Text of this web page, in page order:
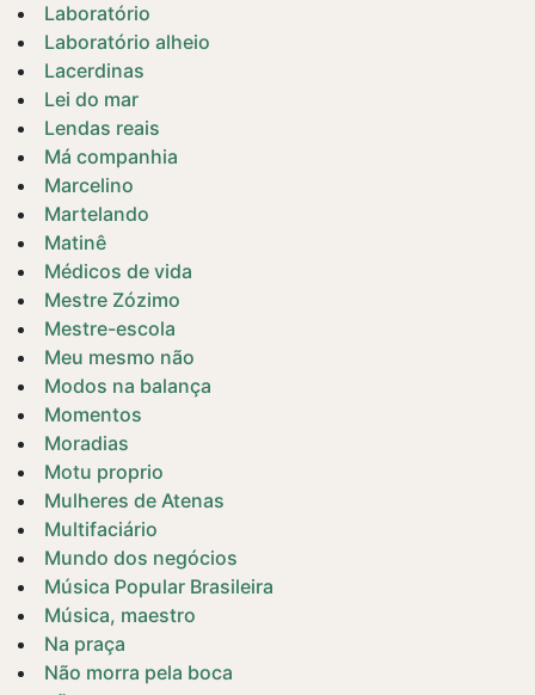
Laboratório
Laboratório alheio
Lacerdinas
Lei do mar
Lendas reais
Má companhia
Marcelino
Martelando
Matinê
Médicos de vida
Mestre Zózimo
Mestre-escola
Meu mesmo não
Modos na balança
Momentos
Moradias
Motu proprio
Mulheres de Atenas
Multifaciário
Mundo dos negócios
Música Popular Brasileira
Música, maestro
Na praça
Não morra pela boca